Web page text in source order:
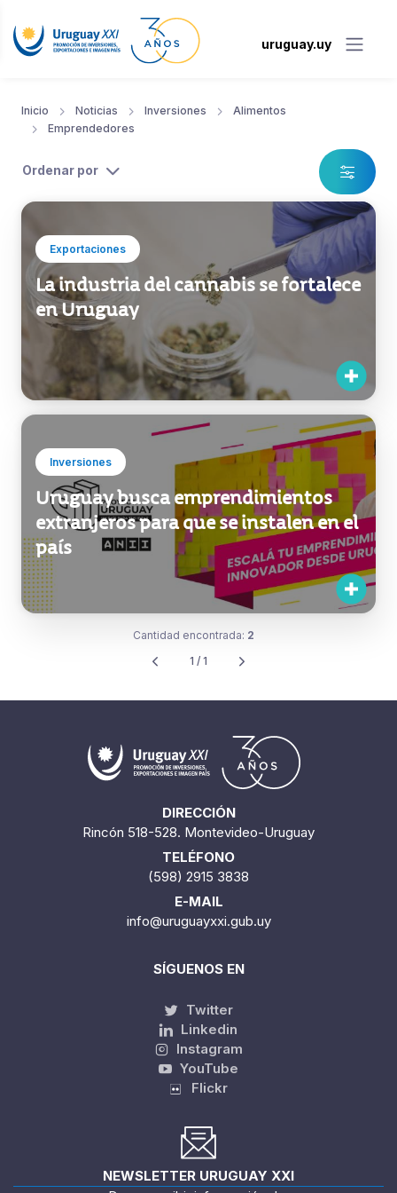
uruguay.uy
Inicio Noticias Inversiones
Alimentos
Emprendedores
Ordenar por
Exportaciones
La industria del cannabis se fortalece
en Uruguay
Inversiones
Uruguay busca emprendimientos
extranjeros para que se instalen en el
país
Cantidad encontrada: 2
1 / 1
DIRECCIÓN
Rincón 518-528. Montevideo-Uruguay
TELÉFONO
(598) 2915 3838
E-MAIL
info@uruguayxxi.gub.uy
SÍGUENOS EN
Twitter
Linkedin
Instagram
YouTube
Flickr
NEWSLETTER URUGUAY XXI